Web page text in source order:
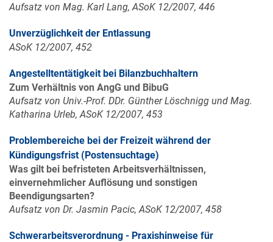
Aufsatz von Mag. Karl Lang, ASoK 12/2007, 446
Unverzüglichkeit der Entlassung
ASoK 12/2007, 452
Angestelltentätigkeit bei Bilanzbuchhaltern
Zum Verhältnis von AngG und BibuG
Aufsatz von Univ.-Prof. DDr. Günther Löschnigg und Mag.
Katharina Urleb, ASoK 12/2007, 453
Problembereiche bei der Freizeit während der
Kündigungsfrist (Postensuchtage)
Was gilt bei befristeten Arbeitsverhältnissen,
einvernehmlicher Auflösung und sonstigen
Beendigungsarten?
Aufsatz von Dr. Jasmin Pacic, ASoK 12/2007, 458
Schwerarbeitsverordnung - Praxishinweise für